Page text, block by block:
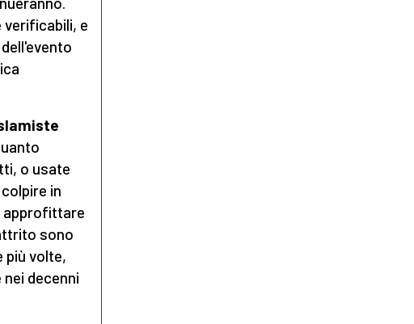
e
o usate
in
approfittare
sono
più volte,
decenni